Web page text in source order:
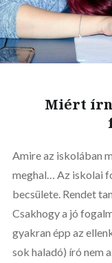
Miért
Amire az iskolában
meghal… Az iskolai
becsülete. Rendet
Csakhogy a jó
gyakran épp az
sok haladó) író nem